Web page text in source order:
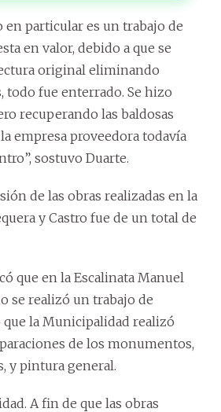
en particular es un trabajo de
en valor, debido a que se
original eliminando
todo fue enterrado. Se hizo
recuperando las baldosas
empresa proveedora todavía
sostuvo Duarte.
de las obras realizadas en la
y Castro fue de un total de
que en la Escalinata Manuel
se realizó un trabajo de
la Municipalidad realizó
de los monumentos,
y pintura general.
A fin de que las obras